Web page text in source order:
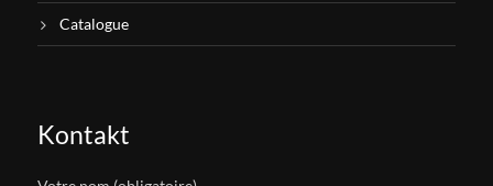
Catalogue
Kontakt